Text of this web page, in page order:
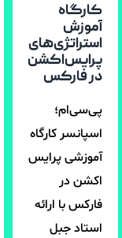
کارگاه
آموزش
استراتژی‌های
پرایس‌اکشن
در فارکس
پی‌سی‌ام؛
اسپانسر کارگاه
آموزشی پرایس
اکشن در
فارکس با ارائه
استاد جبل